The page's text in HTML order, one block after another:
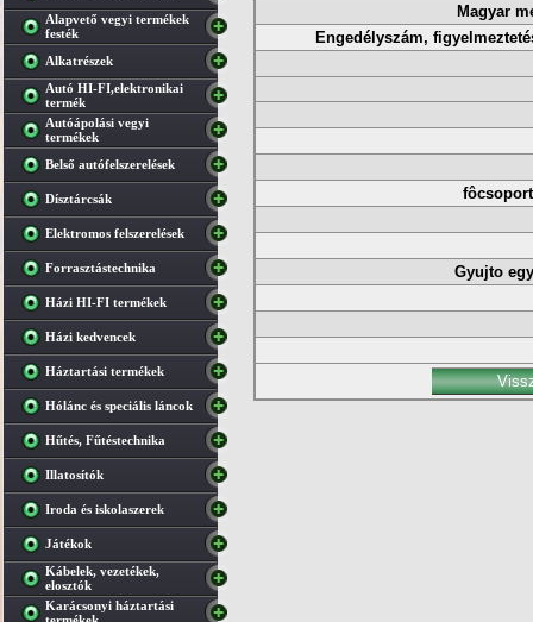
Alapvető vegyi termékek
festék
Alkatrészek
Autó HI-FI,elektronikai
termék
Autóápolási vegyi
termékek
Belső autófelszerelések
Dísztárcsák
Elektromos felszerelések
Forrasztástechnika
Házi HI-FI termékek
Házi kedvencek
Háztartási termékek
Hólánc és speciális láncok
Hűtés, Fűtéstechnika
Illatosítók
Iroda és iskolaszerek
Játékok
Kábelek, vezetékek,
elosztók
Karácsonyi háztartási
Magyar
Engedélyszám,
Gyujto